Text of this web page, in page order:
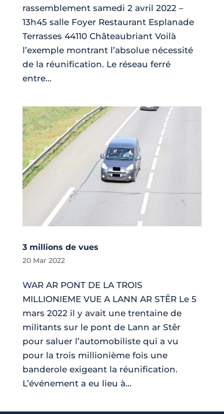
rassemblement samedi 2 avril 2022 –
13h45 salle Foyer Restaurant Esplanade
Terrasses 44110 Châteaubriant Voilà
l’exemple montrant l’absolue nécessité
de la réunification. Le réseau ferré
entre...
3 millions de vues
20 Mar 2022
WAR AR PONT DE LA TROIS
MILLIONIEME VUE A LANN AR STÊR Le 5
mars 2022 il y avait une trentaine de
militants sur le pont de Lann ar Stêr
pour saluer l’automobiliste qui a vu
pour la trois millionième fois une
banderole exigeant la réunification.
L’événement a eu lieu à...